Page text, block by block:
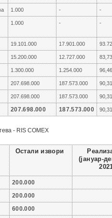
1.000 - -
1.000 - -
19.101.000 17.901.000 93.72
15.200.000 12.727.000 83,73
1.300.000 1.254.000 96,46
207.698.000 187.573.000 90,31
207.698.000 187.573.000 90,31
207.698.000 187.573.000 90,31
- RIS COMEX
Остали извори
(јануар-
200.000
200.000
600.000